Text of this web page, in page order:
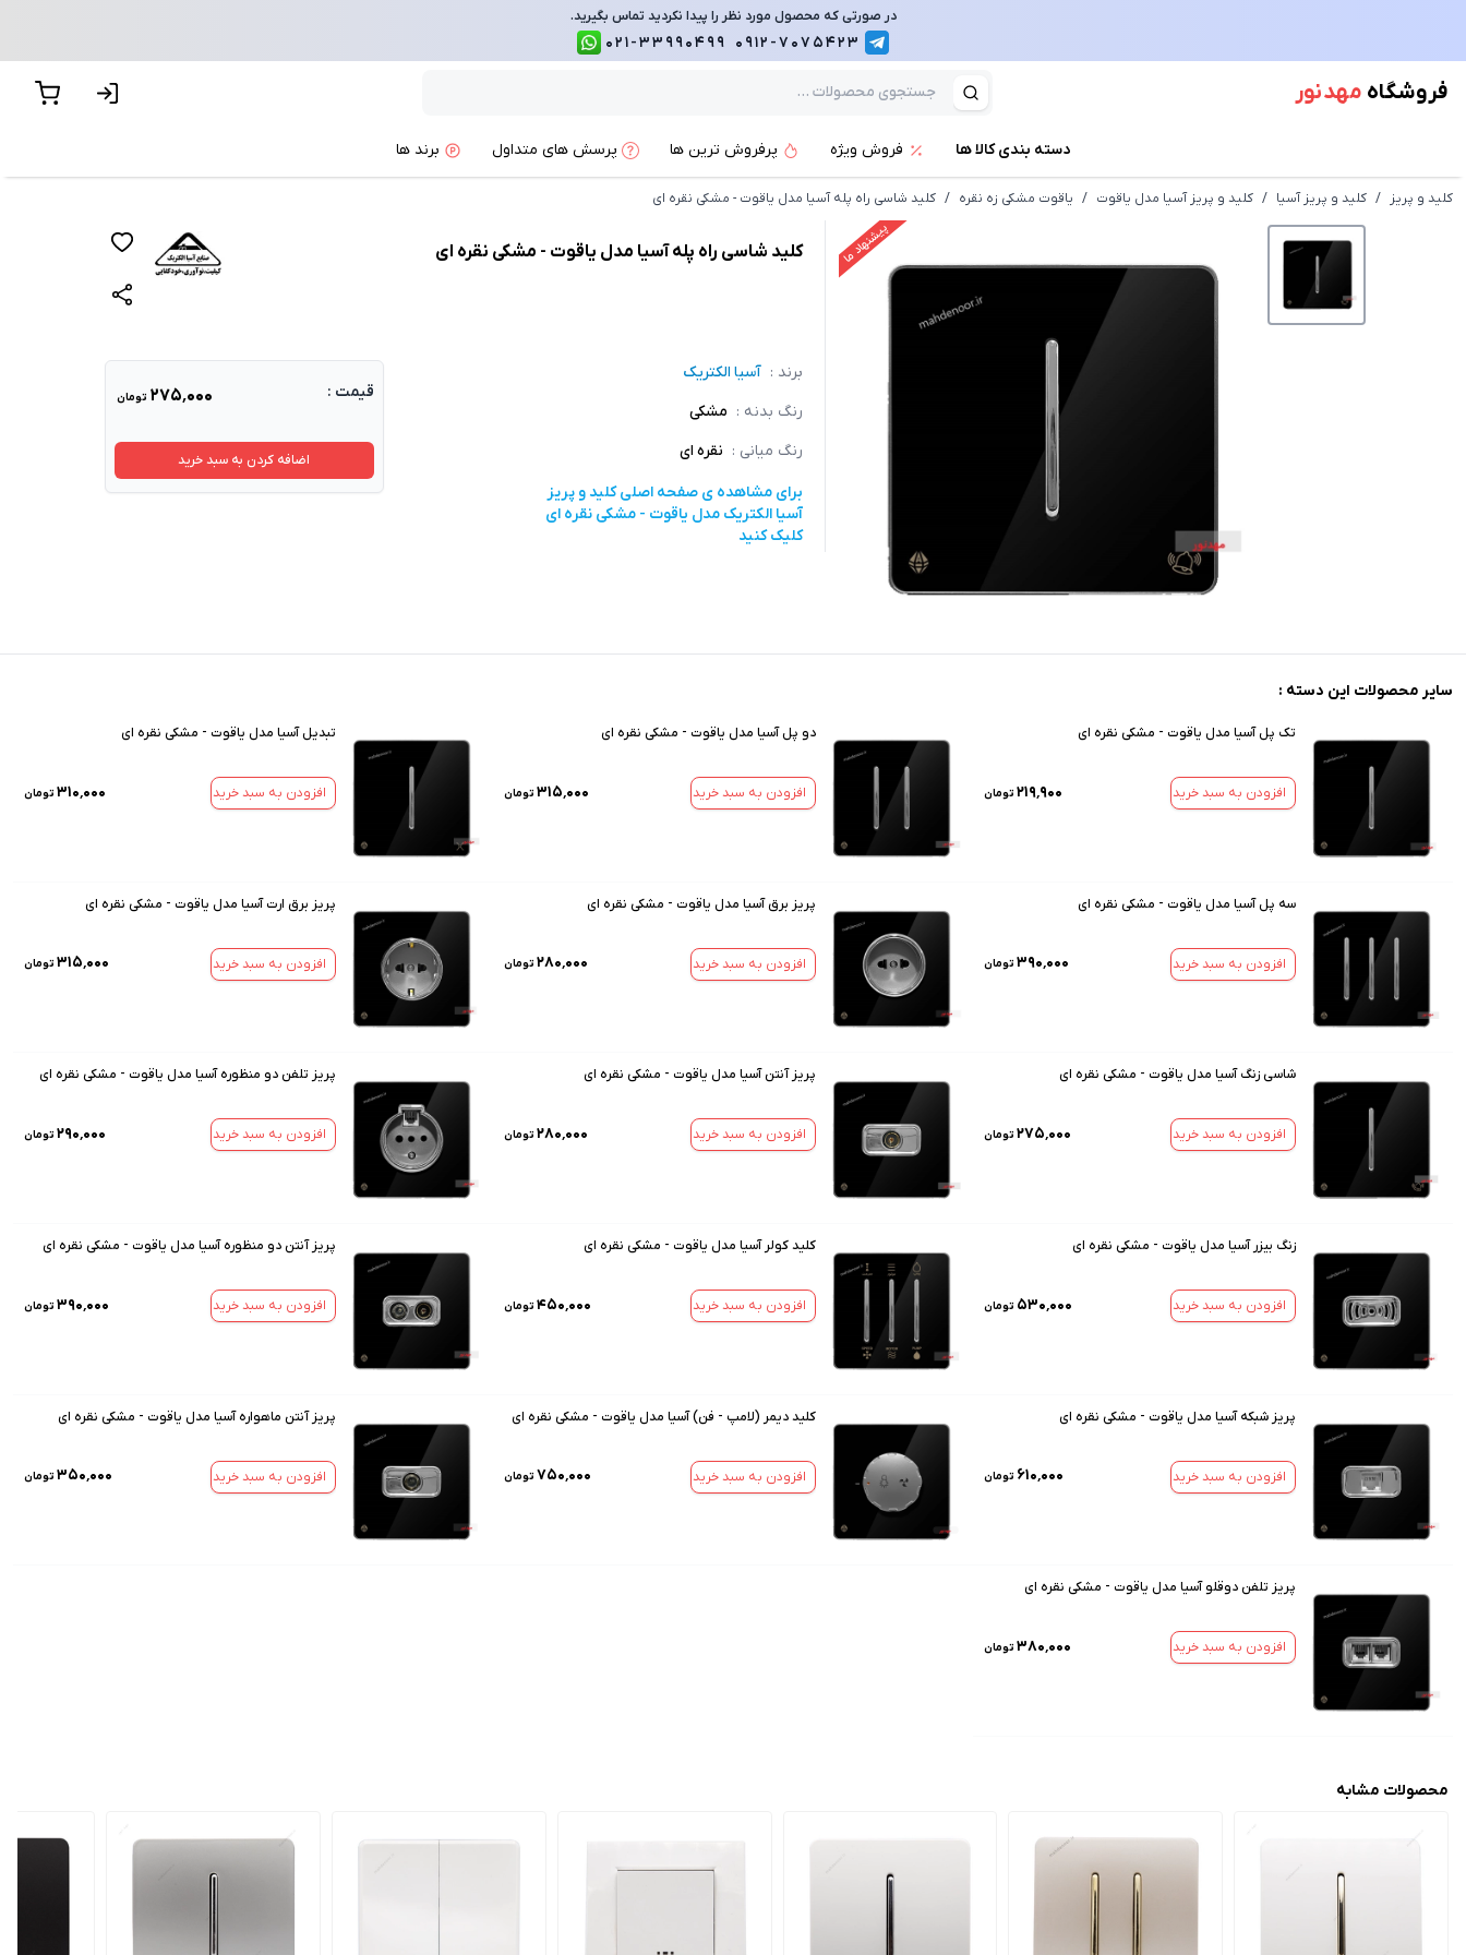
در صورتی که محصول مورد نظر را پیدا نکردید تماس بگیرید.
0912-7075423
021-33990499
فروشگاه مهد نور
دسته بندی کالا ها فروش ویژه پرفروش ترین ها پرسش های متداول برند ها
کلید و پریز / کلید و پریز آسیا / کلید و پریز آسیا مدل یاقوت / یاقوت مشکی زه نقره / کلید شاسی راه پله آسیا مدل یاقوت - مشکی نقره ای
پیشنهاد ما کلید شاسی راه پله آسیا مدل یاقوت - مشکی نقره ای
قیمت : ۲۷۵٬۰۰۰ تومان
اضافه کردن به سبد خرید
برند : آسیا الکتریک
رنگ بدنه : مشکی
رنگ میانی : نقره ای
برای مشاهده ی صفحه اصلیکلید و پریز
آسیا الکتریک مدل یاقوت - مشکی نقره ای
کلیک کنید
سایر محصولات این دسته :
تک پل آسیا مدل یاقوت - مشکی نقره ای
افزودن به سبد خرید ۲۱۹٬۹۰۰ تومان
دو پل آسیا مدل یاقوت - مشکی نقره ای
افزودن به سبد خرید ۳۱۵٬۰۰۰ تومان
تبدیل آسیا مدل یاقوت - مشکی نقره ای
افزودن به سبد خرید ۳۱۰٬۰۰۰ تومان
سه پل آسیا مدل یاقوت - مشکی نقره ای
افزودن به سبد خرید ۳۹۰٬۰۰۰ تومان
پریز برق آسیا مدل یاقوت - مشکی نقره ای
افزودن به سبد خرید ۲۸۰٬۰۰۰ تومان
پریز برق ارت آسیا مدل یاقوت - مشکی نقره ای
افزودن به سبد خرید ۳۱۵٬۰۰۰ تومان
شاسی زنگ آسیا مدل یاقوت - مشکی نقره ای
افزودن به سبد خرید ۲۷۵٬۰۰۰ تومان
پریز آنتن آسیا مدل یاقوت - مشکی نقره ای
افزودن به سبد خرید ۲۸۰٬۰۰۰ تومان
پریز تلفن دو منظوره آسیا مدل یاقوت - مشکی نقره ای
افزودن به سبد خرید ۲۹۰٬۰۰۰ تومان
زنگ بیزر آسیا مدل یاقوت - مشکی نقره ای
افزودن به سبد خرید ۵۳۰٬۰۰۰ تومان
کلید کولر آسیا مدل یاقوت - مشکی نقره ای
افزودن به سبد خرید ۴۵۰٬۰۰۰ تومان
پریز آنتن دو منظوره آسیا مدل یاقوت - مشکی نقره ای
افزودن به سبد خرید ۳۹۰٬۰۰۰ تومان
پریز شبکه آسیا مدل یاقوت - مشکی نقره ای
افزودن به سبد خرید ۶۱۰٬۰۰۰ تومان
کلید دیمر (لامپ - فن) آسیا مدل یاقوت - مشکی نقره ای
افزودن به سبد خرید ۷۵۰٬۰۰۰ تومان
پریز آنتن ماهواره آسیا مدل یاقوت - مشکی نقره ای
افزودن به سبد خرید ۳۵۰٬۰۰۰ تومان
پریز تلفن دوقلو آسیا مدل یاقوت - مشکی نقره ای
افزودن به سبد خرید ۳۸۰٬۰۰۰ تومان
محصولات مشابه